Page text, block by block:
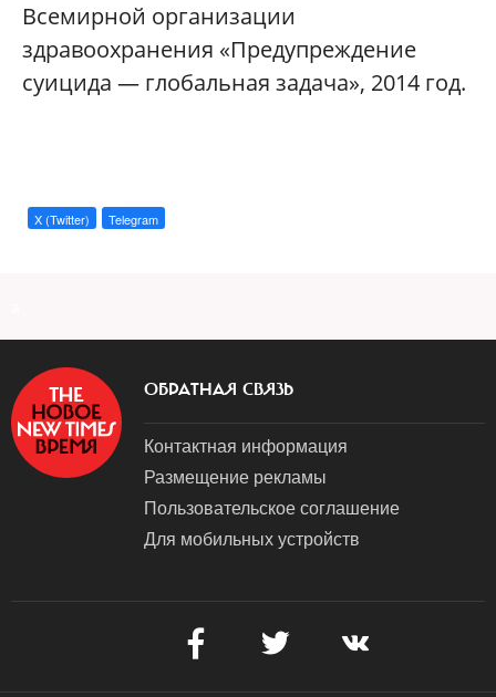
Всемирной организации
здравоохранения «Предупреждение
суицида — глобальная задача», 2014 год.
X (Twitter) Telegram
ОБРАТНАЯ СВЯЗЬ
Контактная информация
Размещение рекламы
Пользовательское соглашение
Для мобильных устройств